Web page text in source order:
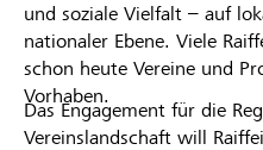
und soziale Vielfalt – auf
nationaler Ebene. Viele
schon heute Vereine und
Vorhaben.
Das Engagement für die
Vereinslandschaft will